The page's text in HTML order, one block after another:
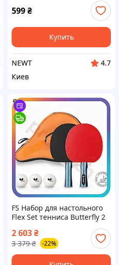
NE-DF-SET
599₴
Купить
NEWT
4.7
Киев
FS Набор для настольного
Flex Set тенниса Butterfly 2
ракетки 3 мяча чехол для
начинающих и игроков с
SET18-F
2 603₴
3 379 ₴ -22%